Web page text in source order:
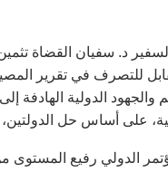
د. سفيان القضاة
للتصرف في تقرير
والجهود الدولية
الدولي رفيع المستوى